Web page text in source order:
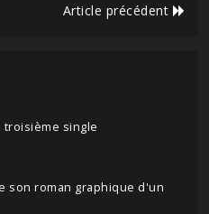
Article précédent
troisième single
son roman graphique d'un